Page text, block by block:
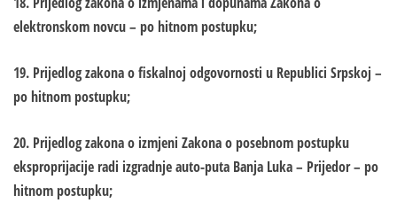
elektronskom novcu – po hitnom postupku;
19. Prijedlog zakona o fiskalnoj odgovornosti u Republici Srpskoj –
po hitnom postupku;
20. Prijedlog zakona o izmjeni Zakona o posebnom postupku
eksproprijacije radi izgradnje auto-puta Banja Luka – Prijedor – po
hitnom postupku;